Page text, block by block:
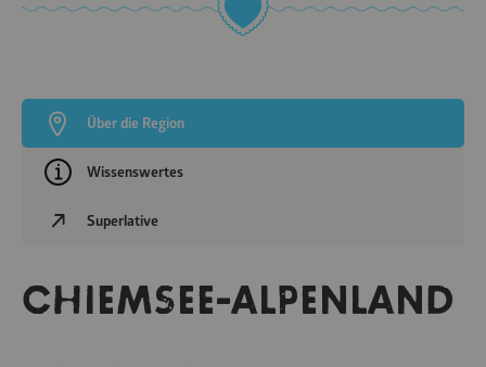
Über die Region
Wissenswertes
Superlative
CHIEMSEE-ALPENLAND